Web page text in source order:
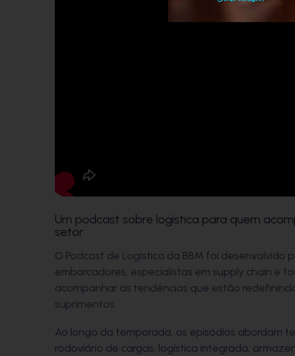
Um podcast sobre logística para quem
setor
O Podcast de Logística da BBM foi desenvolvido
embarcadores, especialistas em supply chain e
acompanhar as tendências que estão
suprimentos.
Ao longo da temporada, os episódios abordam
rodoviário de cargas, logística integrada,